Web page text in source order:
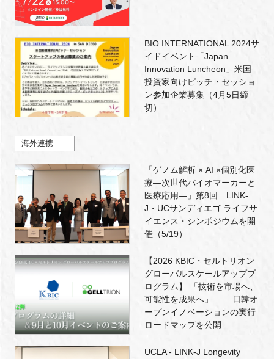
BIO INTERNATIONAL 2024サ
イドイベント「Japan
Innovation Luncheon」米国
投資家向けピッチ・セッショ
ン参加企業募集（4月5日締
切）
海外連携
「ゲノム解析 × AI ×個別化医
療―次世代バイオマーカーと
医療応用―」第8回 LINK-
J・UCサンディエゴ ライフサ
イエンス・シンポジウムを開
催（5/19）
【2026 KBIC・セルトリオン
グローバルスケールアッププ
ログラム】 「技術を市場へ、
可能性を成果へ」―― 日韓オ
ープンイノベーションの実行
ロードマップを公開
UCLA - LINK-J Longevity